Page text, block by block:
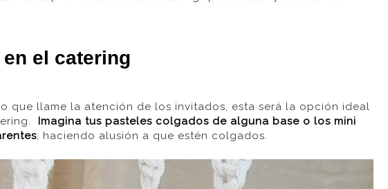
el catering
que llame la atención de los invitados, esta será la opción ideal
Imagina tus pasteles colgados de alguna base o los mini
, haciendo alusión a que estén colgados.